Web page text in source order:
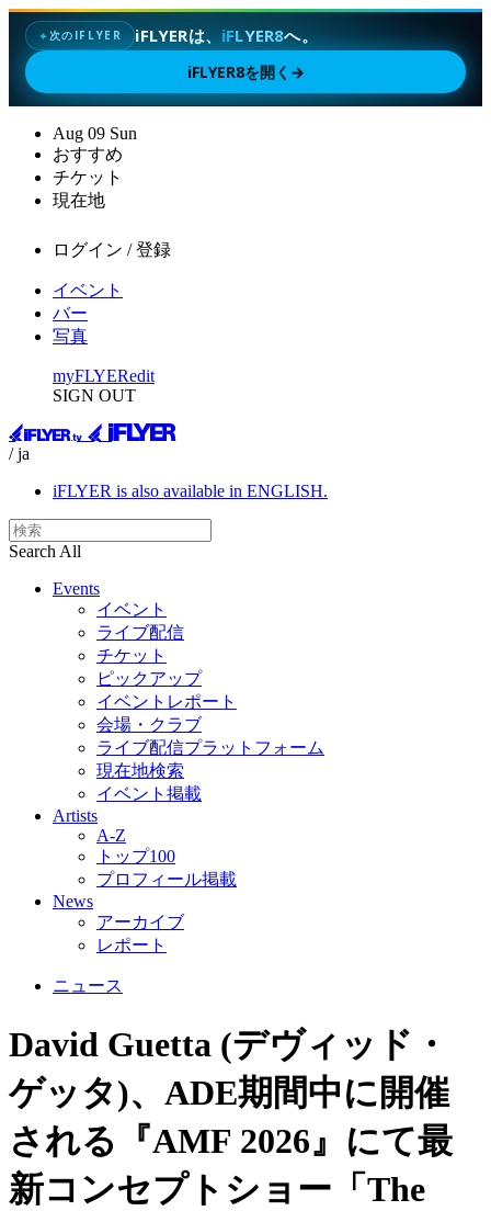
✦次のIFLYER iFLYERは、 iFLYER8へ。
iFLYER8を開く →
Aug 09 Sun
おすすめ
チケット
現在地
ログイン / 登録
イベント
バー
写真
myFLYERedit
SIGN OUT
/ ja
iFLYER is also available in ENGLISH.
Search All
Events
イベント
ライブ配信
チケット
ピックアップ
イベントレポート
会場・クラブ
ライブ配信プラットフォーム
現在地検索
イベント掲載
Artists
A-Z
トップ100
プロフィール掲載
News
アーカイブ
レポート
ニュース
David Guetta (デヴィッド・
ゲッタ)、ADE期間中に開催
される『AMF 2026』にて最
新コンセプトショー「The